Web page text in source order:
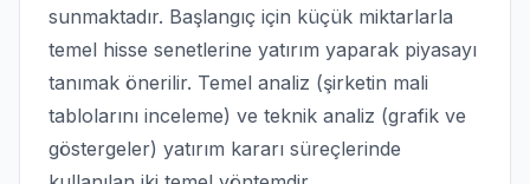
sunmaktadır. Başlangıç için küçük miktarlarla
temel hisse senetlerine yatırım yaparak piyasayı
tanımak önerilir. Temel analiz (şirketin mali
tablolarını inceleme) ve teknik analiz (grafik ve
göstergeler) yatırım kararı süreçlerinde